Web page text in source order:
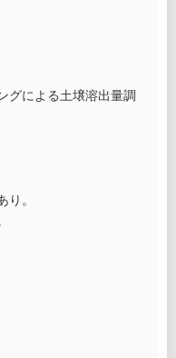
グによる土壌溶出量調
。